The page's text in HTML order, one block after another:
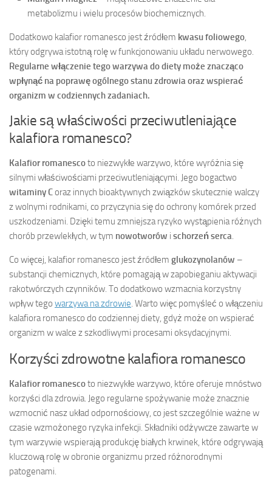
metabolizmu i wielu procesów biochemicznych.
Dodatkowo kalafior romanesco jest źródłem kwasu foliowego,
który odgrywa istotną rolę w funkcjonowaniu układu nerwowego.
Regularne włączenie tego warzywa do diety może znacząco
wpłynąć na poprawę ogólnego stanu zdrowia oraz wspierać
organizm w codziennych zadaniach.
Jakie są właściwości przeciwutleniające
kalafiora romanesco?
Kalafior romanescoto niezwykłe warzywo, które wyróżnia się
silnymi właściwościami przeciwutleniającymi. Jego bogactwo
witaminy Coraz innych bioaktywnych związków skutecznie walczy
z wolnymi rodnikami, co przyczynia się do ochrony komórek przed
uszkodzeniami. Dzięki temu zmniejsza ryzyko wystąpienia różnych
chorób przewlekłych, w tym nowotworów i schorzeń serca.
Co więcej, kalafior romanesco jest źródłem glukozynolanów –
substancji chemicznych, które pomagają w zapobieganiu aktywacji
rakotwórczych czynników. To dodatkowo wzmacnia korzystny
wpływ tego warzywa na zdrowie. Warto więc pomyśleć o włączeniu
kalafiora romanesco do codziennej diety, gdyż może on wspierać
organizm w walce z szkodliwymi procesami oksydacyjnymi.
Korzyści zdrowotne kalafiora romanesco
Kalafior romanescoto niezwykłe warzywo, które oferuje mnóstwo
korzyści dla zdrowia. Jego regularne spożywanie może znacznie
wzmocnić nasz układ odpornościowy, co jest szczególnie ważne w
czasie wzmożonego ryzyka infekcji. Składniki odżywcze zawarte w
tym warzywie wspierają produkcję białych krwinek, które odgrywają
kluczową rolę w obronie organizmu przed różnorodnymi
patogenami.